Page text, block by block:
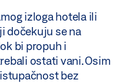
izloga hotela ili
dočekuju se na
bi propuh i
ostati vani. Osim
bez